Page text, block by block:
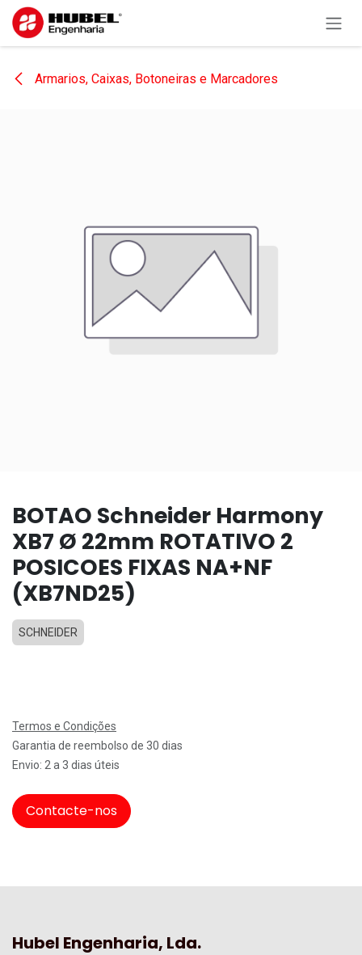
Pular para o conteúdo
Armarios, Caixas, Botoneiras e Marcadores
BOTAO Schneider Harmony
XB7 Ø 22mm ROTATIVO 2
POSICOES FIXAS NA+NF
(XB7ND25)
SCHNEIDER
Termos e Condições
Garantia de reembolso de 30 dias
Envio: 2 a 3 dias úteis
Contacte-nos
Hubel Engenharia, Lda.